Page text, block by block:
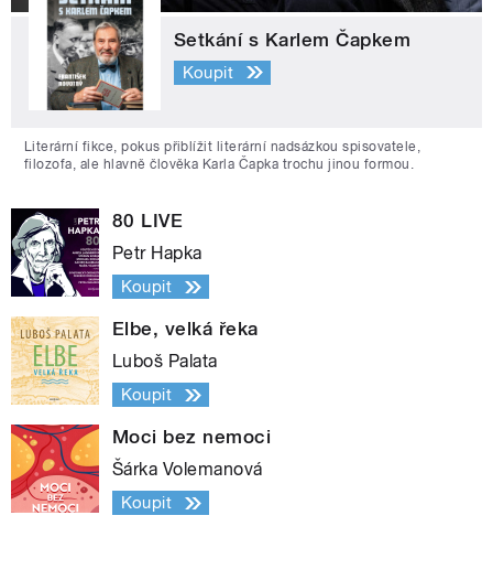
Setkání s Karlem Čapkem
Koupit
Literární fikce, pokus přiblížit literární nadsázkou spisovatele,
filozofa, ale hlavně člověka Karla Čapka trochu jinou formou.
80 LIVE
Petr Hapka
Koupit
Elbe, velká řeka
Luboš Palata
Koupit
Moci bez nemoci
Šárka Volemanová
Koupit